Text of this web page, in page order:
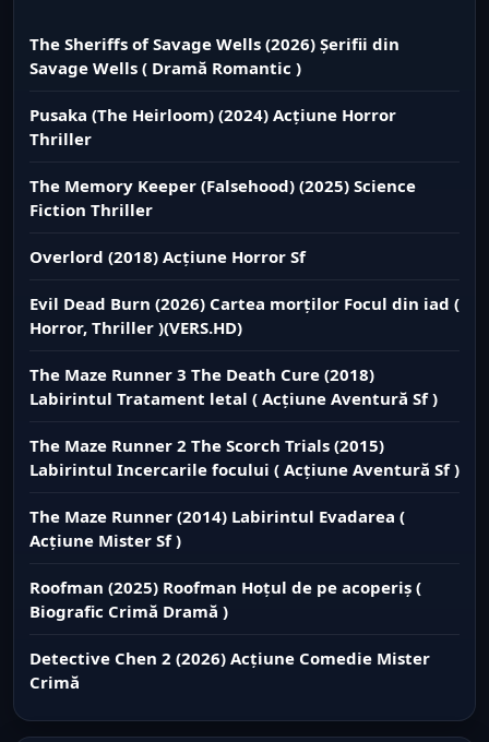
The Sheriffs of Savage Wells (2026) Șerifii din
Savage Wells ( Dramă Romantic )
Pusaka (The Heirloom) (2024) Acțiune Horror
Thriller
The Memory Keeper (Falsehood) (2025) Science
Fiction Thriller
Overlord (2018) Acțiune Horror Sf
Evil Dead Burn (2026) Cartea morților Focul din iad (
Horror, Thriller )(VERS.HD)
The Maze Runner 3 The Death Cure (2018)
Labirintul Tratament letal ( Acțiune Aventură Sf )
The Maze Runner 2 The Scorch Trials (2015)
Labirintul Incercarile focului ( Acțiune Aventură Sf )
The Maze Runner (2014) Labirintul Evadarea (
Acțiune Mister Sf )
Roofman (2025) Roofman Hoțul de pe acoperiș (
Biografic Crimă Dramă )
Detective Chen 2 (2026) Acțiune Comedie Mister
Crimă